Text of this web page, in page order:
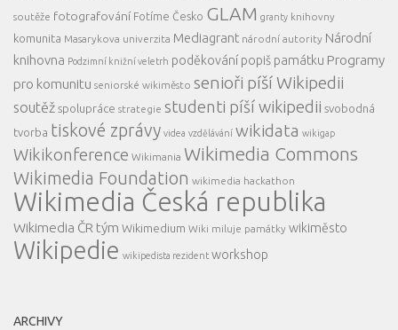
soutěže fotografování Fotíme Česko GLAM granty knihovny
komunita Masarykova univerzita Mediagrant národní autority Národní
knihovna Podzimní knižní veletrh poděkování popiš památku Programy
pro komunitu seniorské wikiměsto senioři píší Wikipedii
soutěž spolupráce strategie studenti píší wikipedii svobodná
tvorba tiskové zprávy videa vzdělávání wikidata wikigap
Wikikonference Wikimania Wikimedia Commons
Wikimedia Foundation wikimedia hackathon
Wikimedia Česká republika
Wikimedia ČR tým Wikimedium Wiki miluje památky wikiměsto
Wikipedie wikipedista rezident workshop
ARCHIVY